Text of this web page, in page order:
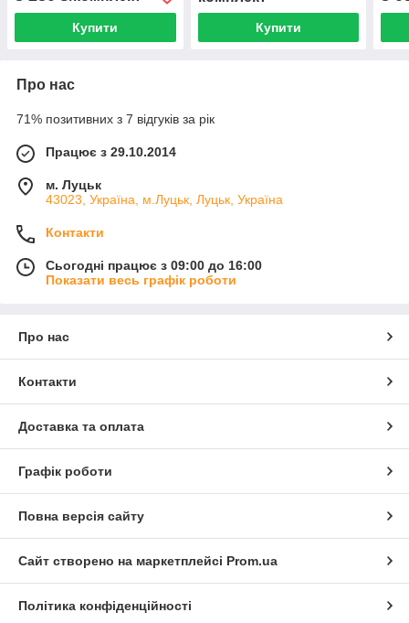
Купити Купити
Про нас
71% позитивних з 7 відгуків за рік
Працює з 29.10.2014
м. Луцьк
43023, Україна, м.Луцьк, Луцьк, Україна
Контакти
Сьогодні працює з 09:00 до 16:00
Показати весь графік роботи
Про нас
Контакти
Доставка та оплата
Графік роботи
Повна версія сайту
Сайт створено на маркетплейсі Prom.ua
Політика конфіденційності